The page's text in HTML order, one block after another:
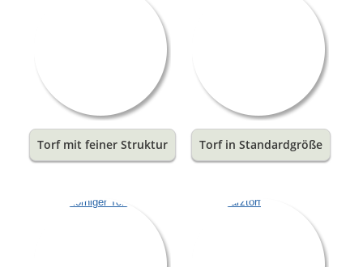
Torf mit feiner Struktur Torf in Standardgröße